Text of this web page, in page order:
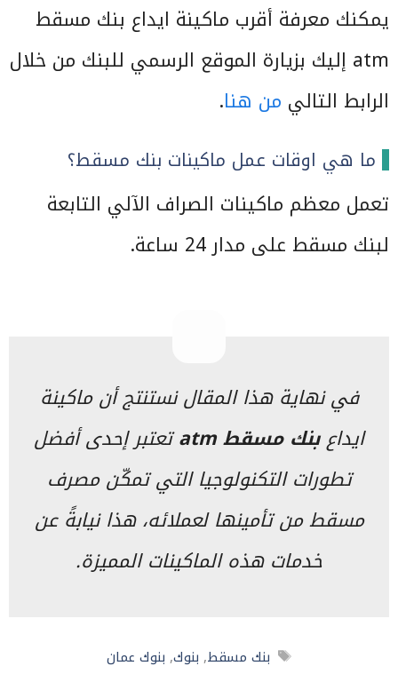
يمكنك معرفة أقرب ماكينة ايداع بنك مسقط
atm إليك بزيارة الموقع الرسمي للبنك من خلال
الرابط التالي من هنا.
ما هي اوقات عمل ماكينات بنك مسقط؟
تعمل معظم ماكينات الصراف الآلي التابعة
لبنك مسقط على مدار 24 ساعة.
في نهاية هذا المقال نستنتج أن ماكينة
ايداعبنك مسقط atm
تعتبر إحدى أفضل
تطورات التكنولوجيا التي تمكّن مصرف
مسقط من تأمينها لعملائه، هذا نيابةً عن
خدمات هذه الماكينات المميزة.
الوسوم
بنك مسقط, بنوك, بنوك عمان